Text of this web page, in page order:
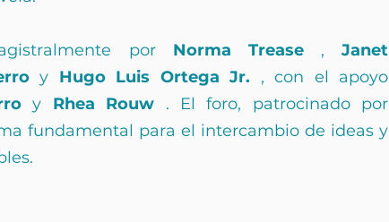
por Norma Trease , Janet
y Hugo Luis Ortega Jr. , con el apoyo
y Rhea Rouw . El foro, patrocinado por
fundamental para el intercambio de ideas y